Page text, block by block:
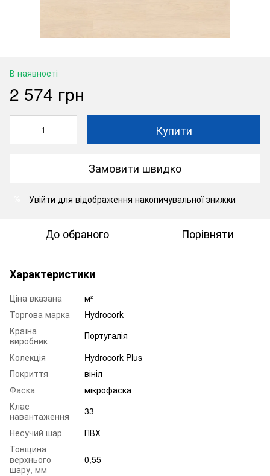
В наявності
2 574 грн
Купити
Замовити швидко
Увійти для відображення накопичувальної знижки
До обраного Порівняти
Характеристики
Ціна вказана
м²
Торгова марка
Hydrocork
Країна
виробник
Португалія
Колекція
Hydrocork Plus
Покриття
вініл
Фаска
мікрофаска
Клас
навантаження
33
Несучий шар
ПВХ
Товщина
верхнього
шару, мм
0,55